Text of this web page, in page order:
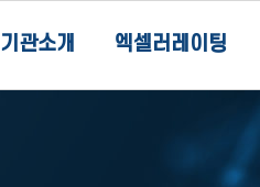
기관소개 엑셀러레이팅